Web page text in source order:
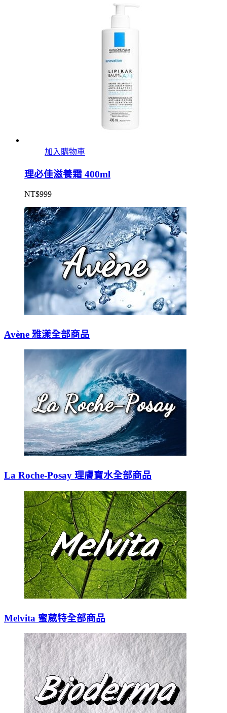
加入購物車
理必佳滋養霜 400ml
NT$999
Avène 雅漾全部商品
La Roche-Posay 理膚寶水全部商品
Melvita 蜜葳特全部商品